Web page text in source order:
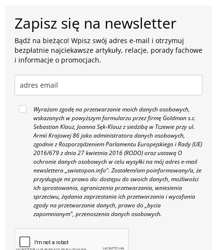
Zapisz się na newsletter
Bądź na bieżąco! Wpisz swój adres e-mail i otrzymuj
bezpłatnie najciekawsze artykuły, relacje, porady fachowe
i informacje o promocjach.
Wyrażam zgodę na przetwarzanie moich danych osobowych,
wskazanych w powyższym formularzu przez firmę Goldman s.c.
Sebastian Klauz, Joanna Sęk-Klauz z siedzibą w Tczewie przy ul.
Armii Krajowej 86 jako administratora danych osobowych,
zgodnie z Rozporządzeniem Parlamentu Europejskiego i Rady (UE)
2016/679 z dnia 27 kwietnia 2016 (RODO) oraz ustawą O
ochronie danych osobowych w celu wysyłki na mój adres e-mail
newslettera „swiatopon.info". Zostałem/am poinformowany/a, że
przysługuje mi prawo do: dostępu do swoich danych, możliwości
ich sprostowania, ograniczenia przetwarzania, wniesienia
sprzeciwu, żądania zaprzestania ich przetwarzania i wycofania
zgody na przetwarzanie danych, prawo do „bycia
zapomnianym", przenoszenia danych osobowych.